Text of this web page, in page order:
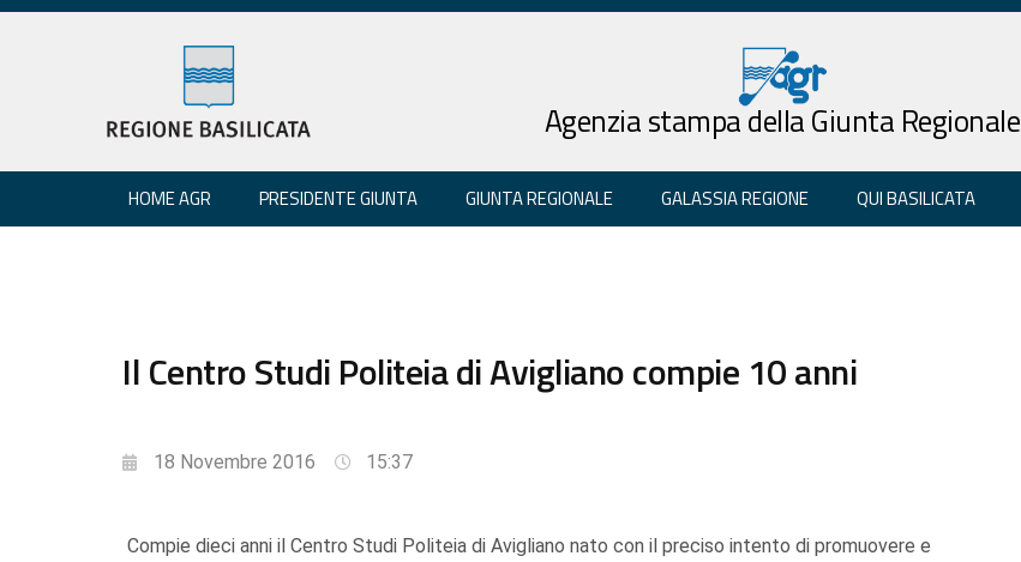
Agenzia stampa della Giunta Regionale
HOME AGR PRESIDENTE GIUNTA GIUNTA REGIONALE GALASSIA REGIONE QUI BASILICATA
Il Centro Studi Politeia di Avigliano compie 10 anni
18 Novembre 2016 15:37
Compie dieci anni il Centro Studi Politeia di Avigliano nato con il preciso intento di promuovere e